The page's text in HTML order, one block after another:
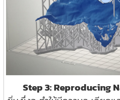
Step 3: Reproducing